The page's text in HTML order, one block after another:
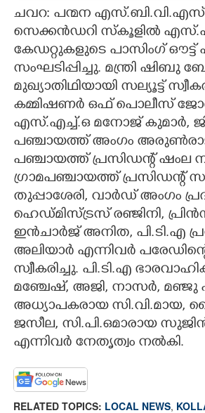
ASTRO
CARTOONS
LITERATURE
ZOOM
CONTACT US
ചവറ: പന്മന
സെക്കൻഡറി സ്കൂളിൽ
കേഡറ്റുകളുടെ പാസിംഗ് ഔട്ട്
സംഘടിപ്പിച്ചു. മന്ത്രി ഷിബു
മുഖ്യാതിഥിയായി സല്യൂട്ട്
കമ്മിഷണർ ഒഫ് പൊലീസ്
എസ്.എച്ച്.ഒ മനോജ് കുമാർ,
പഞ്ചായത്ത് അംഗം
പഞ്ചായത്ത് പ്രസിഡന്റ് ഷംല
ഗ്രാമപഞ്ചായത്ത് പ്രസിഡന്റ്
തുപ്പാശേരി, വാർഡ് അംഗം
ഹെഡ്മിസ്ട്രസ് രഞ്ജിനി,
ഇൻചാർജ് അനിത, പി.ടി.എ
അലിയാർ എന്നിവർ
സ്വീകരിച്ചു. പി.ടി.എ
മഞ്ചേഷ്, അജി, നാസർ, മഞ്ജു
അധ്യാപകരായ സി.വി.മായ,
ജസീല,​ സി.പി.ഒമാരായ
എന്നിവർ നേതൃത്വം നൽകി.
RELATED TOPICS: LOCAL NEWS,